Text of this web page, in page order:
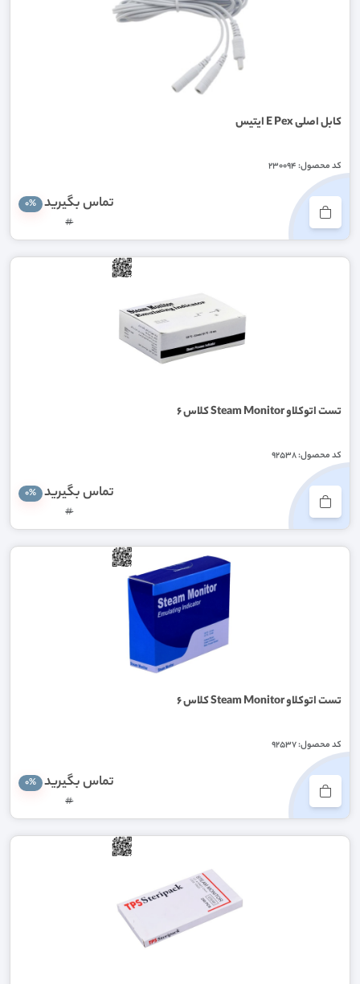
کابل اصلی E Pex ایتیس
کد محصول: 230094
تماس بگیرید 0%
#
تست اتوکلاو Steam Monitor کلاس ۶
کد محصول: 92538
تماس بگیرید 0%
#
تست اتوکلاو Steam Monitor کلاس ۶
کد محصول: 92537
تماس بگیرید 0%
#